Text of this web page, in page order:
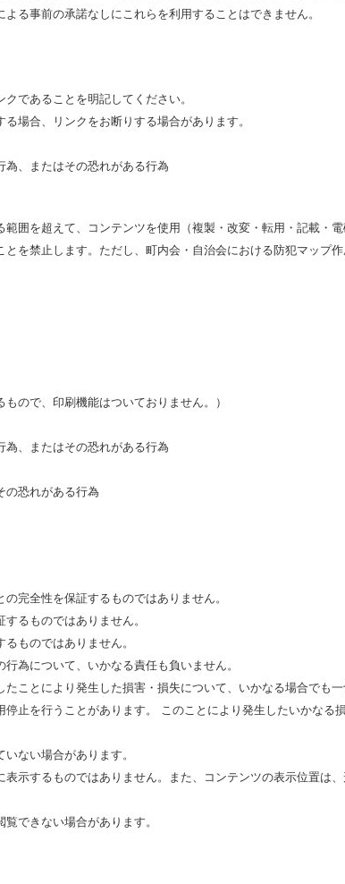
る事前の承諾なしにこれらを利用することはできません。
であることを明記してください。
場合、リンクをお断りする場合があります。
、またはその恐れがある行為
囲を超えて、コンテンツを使用（複製・改変・転用・記載・
を禁止します。ただし、町内会・自治会における防犯マップ
ので、印刷機能はついておりません。）
、またはその恐れがある行為
の恐れがある行為
完全性を保証するものではありません。
るものではありません。
ものではありません。
為について、いかなる責任も負いません。
ことにより発生した損害・損失について、いかなる場合でも一
止を行うことがあります。 このことにより発生したいかなる
ない場合があります。
示するものではありません。また、コンテンツの表示位置は
できない場合があります。